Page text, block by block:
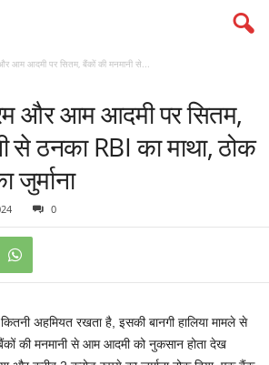
आम आदमी पर सितम, बैंकों की मनमानी से...
और आम आदमी पर सितम,
से ठनका RBI का माथा, ठोक
जुर्माना
0
अहमियत रखता है, इसकी बानगी हालिया मामले से
की मनमानी से आम आदमी को नुकसान होता देख